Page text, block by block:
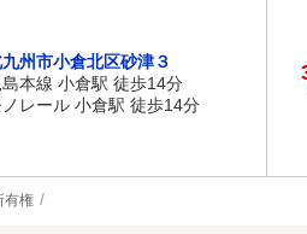
州市小倉北区砂津３
島本線 小倉駅 徒歩14分
レール 小倉駅 徒歩14分
有権